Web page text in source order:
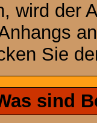
wird der
Sie
sind